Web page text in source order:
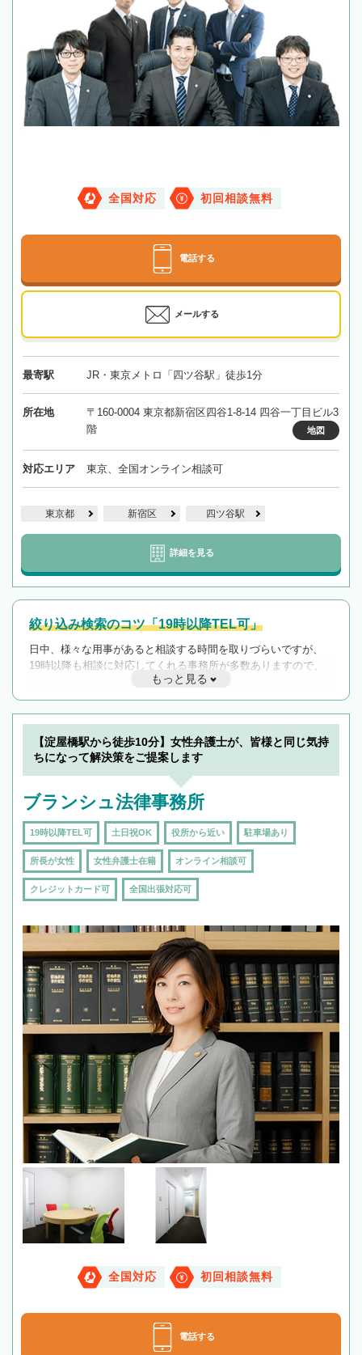
全国対応 初回相談無料
電話する
メールする
最寄駅 JR・東京メトロ「四ツ谷駅」徒歩1分
所在地
〒160-0004 東京都新宿区四谷1-8-14 四谷一丁目ビル3
階
地図
対応エリア 東京、全国オンライン相談可
東京都 新宿区 四ツ谷駅
詳細を見る
絞り込み検索のコツ「19時以降TEL可」
日中、様々な用事があると相談する時間を取りづらいですが、
19時以降も相談に対応してくれる事務所が多数ありますので、
遅い時間の相談が増えそうな場合はそのような事務所に絞り込
んで検索してみましょう。
19時以降TEL可の条件
を加えて再検索
もっと見る
【淀屋橋駅から徒歩10分】女性弁護士が、皆様と同じ気持
ちになって解決策をご提案します
ブランシュ法律事務所
19時以降TEL可 土日祝OK 役所から近い 駐車場あり
所長が女性 女性弁護士在籍 オンライン相談可
クレジットカード可 全国出張対応可
全国対応 初回相談無料
電話する